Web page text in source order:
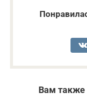
Вам также